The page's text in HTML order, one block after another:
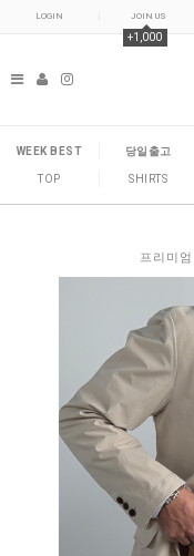
LOGIN JOIN US
+1,000
WEEK BEST 당일출고
TOP SHIRTS
프리미